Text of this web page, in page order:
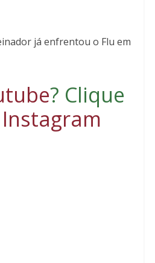
já enfrentou o Flu em
? Clique
Instagram